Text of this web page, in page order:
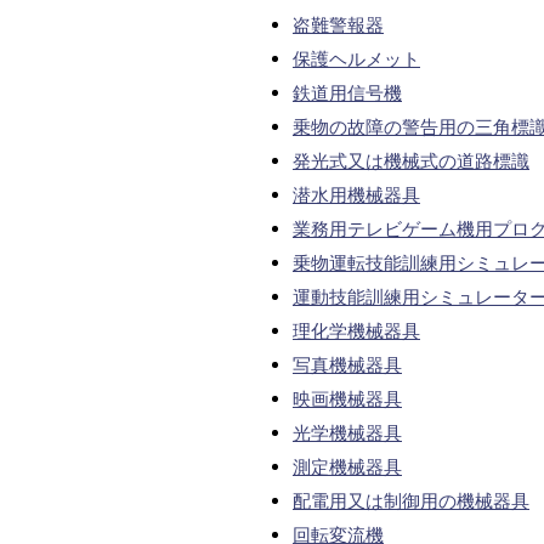
盗難警報器
保護ヘルメット
鉄道用信号機
乗物の故障の警告用の三角標
発光式又は機械式の道路標識
潜水用機械器具
業務用テレビゲーム機用プロ
乗物運転技能訓練用シミュレ
運動技能訓練用シミュレータ
理化学機械器具
写真機械器具
映画機械器具
光学機械器具
測定機械器具
配電用又は制御用の機械器具
回転変流機